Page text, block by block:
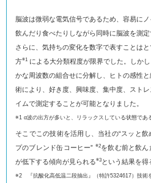
脳波は微弱な電気信号であるため、容易に
飲んだり食べたりしながら同時に脳波を測定
さらに、気持ちの変化を数字で表すことは
方※1 による大分類程度が限界でした。しか
かな周波数の組合せに分解し、ヒトの感性
術により、好き度、興味度、集中度、スト
イムで測定することが可能となりました。
※1 α波の出方が多いと、リラックスしている状態であ
そこでこの技術を活用し、当社の“スッと
プのブレンド缶コーヒー” ※2を飲む前と飲ん
が低下する傾向が見られる※3 という結果を得
※2 『抗酸化高低温二段抽出』（特許5324617）技術